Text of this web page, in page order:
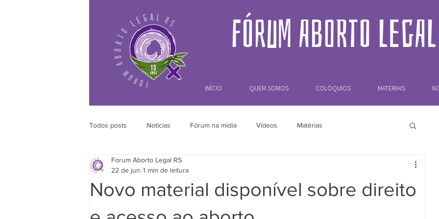
FÓRUM ABORTO
INÍCIO QUEM SOMOS COLÓQUIOS MATERIAIS
Todos posts Notícias Fórum na mídia Vídeos Matérias
Novo material disponível sobre direito
Forum Aborto Legal RS
22 de jun. 1 min de leitura